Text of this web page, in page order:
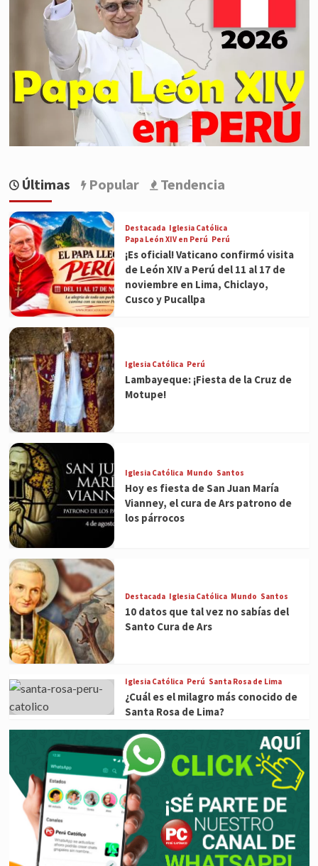
Últimas Popular Tendencia
Destacada Iglesia Católica
Papa León XIV en Perú Perú
¡Es oficial! Vaticano confirmó visita
de León XIV a Perú del 11 al 17 de
noviembre en Lima, Chiclayo,
Cusco y Pucallpa
Iglesia Católica Perú
Lambayeque: ¡Fiesta de la Cruz de
Motupe!
Iglesia Católica Mundo Santos
Hoy es fiesta de San Juan María
Vianney, el cura de Ars patrono de
los párrocos
Destacada Iglesia Católica Mundo Santos
10 datos que tal vez no sabías del
Santo Cura de Ars
Iglesia Católica Perú Santa Rosa de Lima
¿Cuál es el milagro más conocido de
Santa Rosa de Lima?